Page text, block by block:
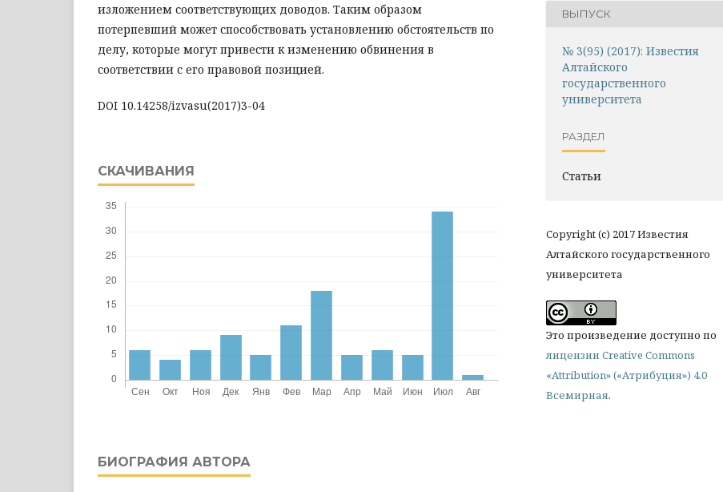
изложением соответствующих доводов. Таким образом
потерпевший может способствовать установлению обстоятельств по
делу, которые могут привести к изменению обвинения в
соответствии с его правовой позицией.
DOI 10.14258/izvasu(2017)3-04
СКАЧИВАНИЯ
БИОГРАФИЯ АВТОРА
ВЫПУСК
№ 3(95) (2017): Известия
Алтайского
государственного
университета
РАЗДЕЛ
Статьи
Copyright (c) 2017 Известия
Алтайского государственного
университета
Это произведение доступно по
лицензии Creative Commons
«Attribution» («Атрибуция») 4.0
Всемирная.